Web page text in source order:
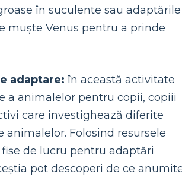
în suculente sau adaptările
muște Venus pentru a prinde
adaptare: în această activitate
a animalelor pentru copii, copiii
care investighează diferite
animalelor. Folosind resursele
de lucru pentru adaptări
pot descoperi de ce